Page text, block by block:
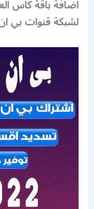
لشبكة قنوات بي